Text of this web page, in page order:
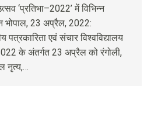
‘प्रतिभा–2022’ में विभिन्न
भोपाल, 23 अप्रैल, 2022:
पत्रकारिता एवं संचार विश्वविद्यालय
के अंतर्गत 23 अप्रैल को रंगोली,
नृत्य,…